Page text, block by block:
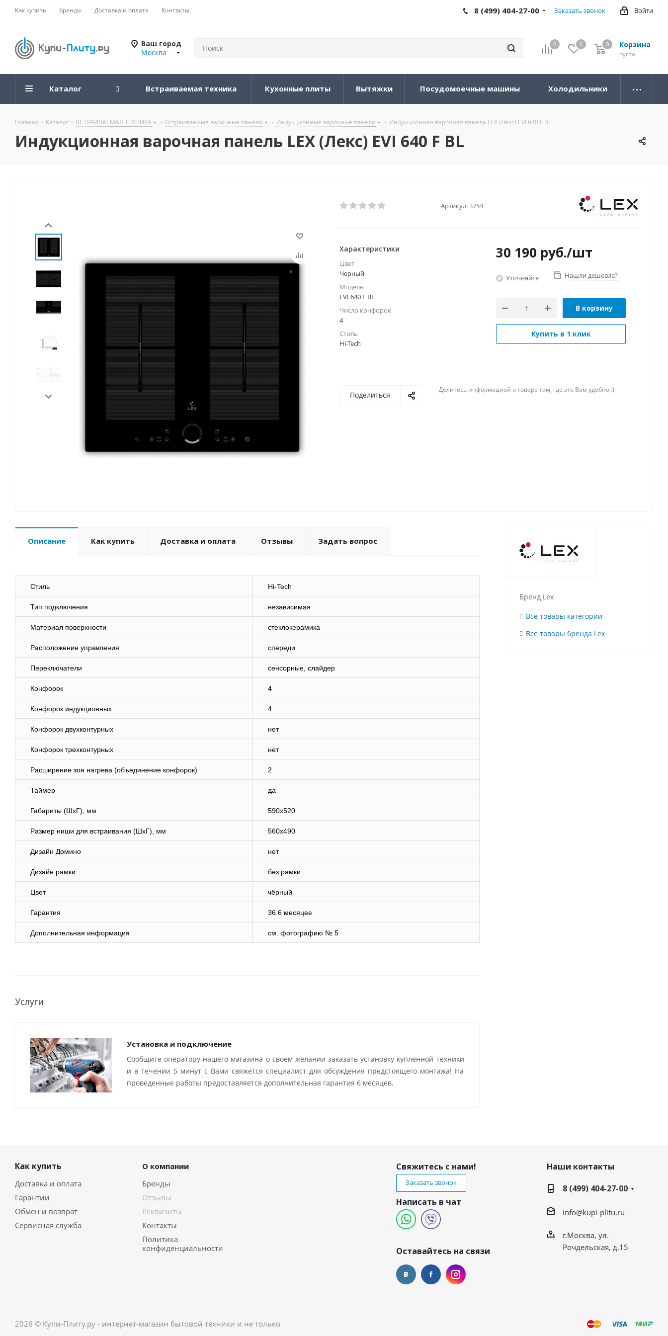
Как купить Бренды Доставка и оплата Контакты Войти
8 (499) 404-27-00 Заказать звонок
Ваш город
Москва
0 0 Корзина
0
пуста
0
Каталог Встраиваемая техника Кухонные плиты Вытяжки Посудомоечные машины Холодильники
Главная - Каталог - ВСТРАИВАЕМАЯ ТЕХНИКА - Встраиваемые варочные панели - Индукционные варочные панели - Индукционная варочная панель LEX (Лекс) EVI 640 F BL
Индукционная варочная панель LEX (Лекс) EVI 640 F BL
Артикул:3754
Характеристики
Цвет
Черный
Модель
EVI 640 F BL
Число конфорок
4
Стиль
Hi-Tech
30 190 руб./шт
Уточняйте Нашли дешевле?
В корзину
Купить в 1 клик
Поделиться
Делитесь информацией о товаре там, где это Вам удобно :)
Описание Как купить Доставка и оплата Отзывы Задать вопрос
Стиль Hi-Tech
Тип подключения независимая
Материал поверхности стеклокерамика
Расположение управления спереди
Переключатели сенсорные, слайдер
Конфорок 4
Конфорок индукционных 4
Конфорок двухконтурных нет
Конфорок трехконтурных нет
Расширение зон нагрева (объединение конфорок) 2
Таймер да
Габариты (ШхГ), мм 590х520
Размер ниши для встраивания (ШхГ), мм 560x490
Дизайн Домино нет
Дизайн рамки без рамки
Цвет чёрный
Гарантия 36.6 месяцев
Дополнительная информация cм. фотографию № 5
Услуги
Установка и подключение
Сообщите оператору нашего магазина о своем желании заказать установку купленной техники
и в течении 5 минут с Вами свяжется специалист для обсуждения предстоящего монтажа! На
проведенные работы предоставляется дополнительная гарантия 6 месяцев.
Бренд Lex
Все товары категории
Все товары бренда Lex
Как купить
Доставка и оплата
Гарантии
Обмен и возврат
Сервисная служба
О компании
Бренды
Отзывы
Реквизиты
Контакты
Политика
конфиденциальности
Свяжитесь с нами!
Заказать звонок
Написать в чат
Оставайтесь на связи
Наши контакты
8 (499) 404-27-00
info@kupi-plitu.ru
г.Москва, ул.
Рочдельская, д.15
2026 © Купи-Плиту.ру - интернет-магазин бытовой техники и не только